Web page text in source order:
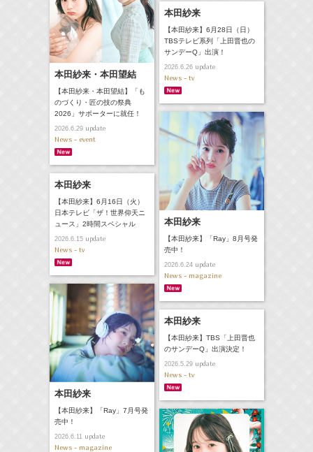
本田紗来・本田望結
【本田紗来・本田望結】「も
のづくり・匠の技の祭典
2026」サポーターに就任！
2026.6.29update
News - event
本田紗来
【本田紗来】6月28日（日）
TBSテレビ系列「上田晋也の
サンデーQ」出演！
2026.6.26update
News - tv
本田紗来
【本田紗来】「Ray」8月号発
売中！
2026.6.24update
News - magazine
本田紗来
【本田紗来】6月16日（火）
日本テレビ「ザ！世界仰天ニ
ュース」2時間スペシャル
2026.6.15update
News - tv
本田紗来
【本田紗来】「Ray」7月号発
売中！
2026.6.11update
News - magazine
本田紗来
【本田紗来】TBS「上田晋也
のサンデーQ」出演決定！
2026.5.29update
News - tv